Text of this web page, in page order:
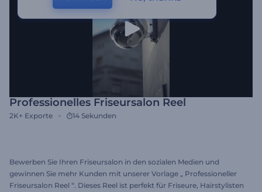
Professionelles Friseursalon Reel
2K+ Exporte 14 Sekunden
Bewerben Sie Ihren Friseursalon in den sozialen Medien und
gewinnen Sie mehr Kunden mit unserer Vorlage „ Professioneller
Friseursalon Reel “. Dieses Reel ist perfekt für Friseure, Hairstylisten